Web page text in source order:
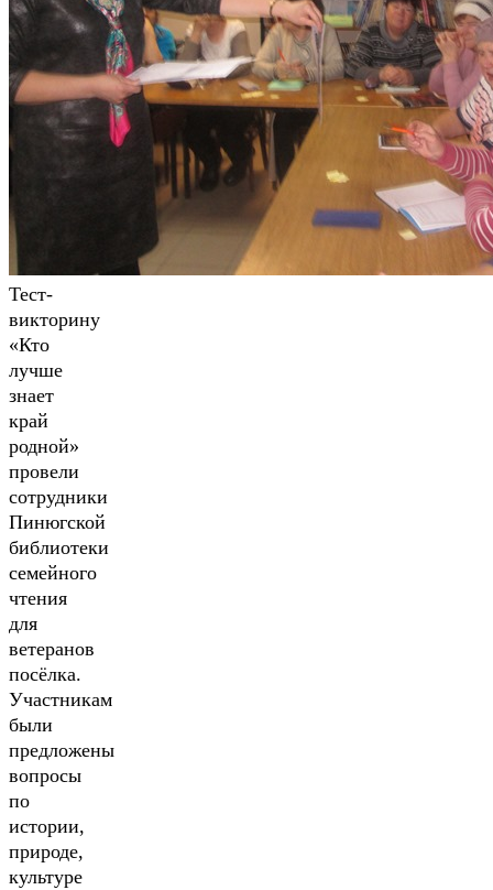
Тест-
викторину
«Кто
лучше
знает
край
родной»
провели
сотрудники
Пинюгской
библиотеки
семейного
чтения
для
ветеранов
посёлка.
Участникам
были
предложены
вопросы
по
истории,
природе,
культуре